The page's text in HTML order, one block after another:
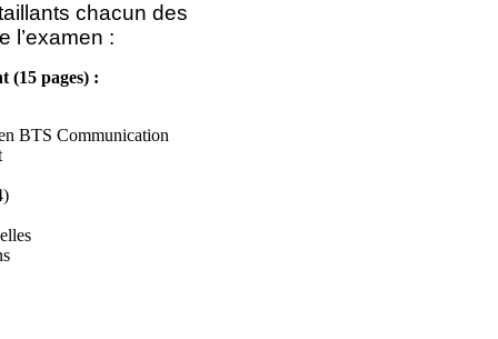
chacun des
l’examen :
(15 pages) :
BTS Communication